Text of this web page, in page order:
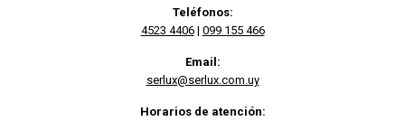
Teléfonos:
4523 4406| 099 155 466
Email:
serlux@serlux.com.uy
Horarios de atención: